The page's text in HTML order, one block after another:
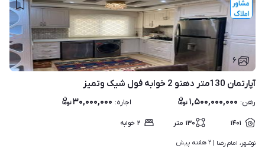
۶
آپارتمان 130متر دهنو 2 خوابه فول شیک وتمیز
رهن: ۱,۵۰۰,۰۰۰,۰۰۰ اجاره: ۳۰,۰۰۰,۰۰۰
۱۴۰۱ ۱۳۰ متر ۲ خوابه
نوشهر، امام رضا | ۲ هفته پیش